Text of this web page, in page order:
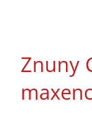
Znuny